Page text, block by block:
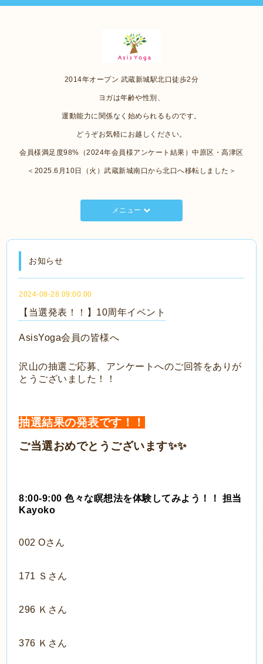
2014年オープン 武蔵新城駅北口徒歩2分
ヨガは年齢や性別、
運動能力に関係なく始められるものです。
どうぞお気軽にお越しください。
会員様満足度98%（2024年会員様アンケート結果）中原区・高津区
＜2025.6月10日（火）武蔵新城南口から北口へ移転しました＞
メニュー
お知らせ
2024-08-28 09:00:00
【当選発表！！】10周年イベント
AsisYoga会員の皆様へ
沢山の抽選ご応募、アンケートへのご回答をありが
とうございました！！
抽選結果の発表です！！
ご当選おめでとうございます✨✨
8:00-9:00 色々な瞑想法を体験してみよう！！ 担当
Kayoko
002 Oさん
171 Ｓさん
296 Ｋさん
376 Ｋさん